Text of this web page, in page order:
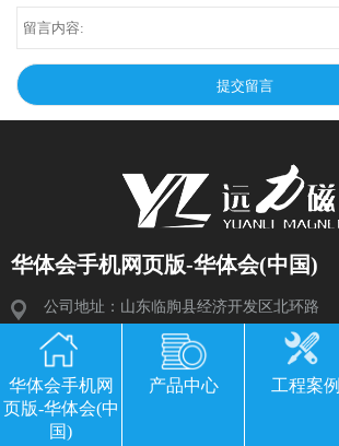
华体会手机网页版-华体会(中国)
公司地址：山东临朐县经济开发区北环路
电话：13869611251 郭经理 微信同号
传真：0536-3435877
邮箱：2534224609@qq.com
华体会手机网
页版-华体会(中
国)
产品中心 工程案例